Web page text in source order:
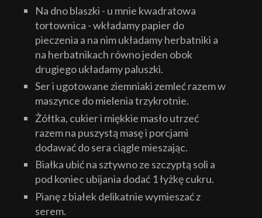
Na dno blaszki - u mnie kwadratowa
tortownica - wkładamy papier do
pieczenia a na nim układamy herbatniki a
na herbatnikach równo jeden obok
drugiego układamy paluszki.
Ser i ugotowane ziemniaki zemleć razem w
maszynce do mielenia trzykrotnie.
Żółtka, cukier i miękkie masło utrzeć
razem na puszystą masę i porcjami
dodawać do sera ciągle mieszając.
Białka ubić na sztywno ze szczyptą soli a
pod koniec ubijania dodać 1 łyżkę cukru.
Pianę z białek delikatnie wymieszać z
serem.